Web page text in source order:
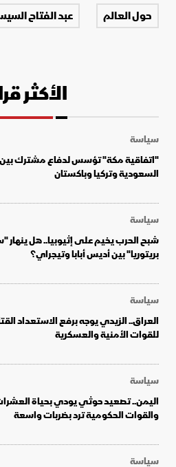
حول العالم عبد الفتاح
الأكثر
سياسة
"اتفاقية مكة" تؤسس لدفاع مشترك بين
السعودية وتركيا وباكستان
سياسة
شبح الحرب يخيم على إثيوبيا.. هل ينهار
بريتوريا" بين أديس أبابا وتيجراي؟
سياسة
العراق.. الزيدي يوجه برفع الاستعداد
للقوات الأمنية والعسكرية
سياسة
اليمن.. تصعيد حوثي يودي بحياة
والقوات الحكومية ترد بضربات واسعة
سياسة